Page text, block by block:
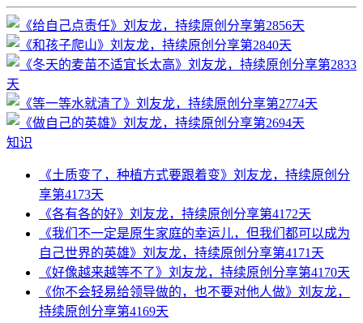
知识
《土质变了，种植方式要跟着变》刘友龙，持续原创分
享第4173天
《各有各的好》刘友龙，持续原创分享第4172天
《我们不一定是原生家庭的幸运儿，但我们都可以成为
自己世界的英雄》刘友龙，持续原创分享第4171天
《好像越来越等不了》刘友龙，持续原创分享第4170天
《你不会轻易给领导做的，也不要对他人做》刘友龙，
持续原创分享第4169天